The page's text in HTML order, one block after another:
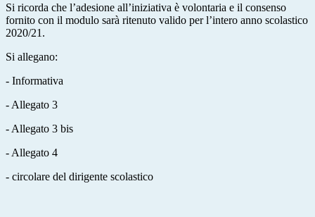
Si ricorda che l’adesione all’iniziativa è volontaria e il consenso
fornito con il modulo sarà ritenuto valido per l’intero anno scolastico
2020/21.
Si allegano:
- Informativa
- Allegato 3
- Allegato 3 bis
- Allegato 4
- circolare del dirigente scolastico